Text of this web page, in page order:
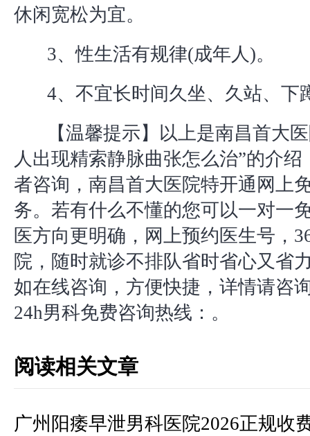
休闲宽松为宜。
3、性生活有规律(成年人)。
4、不宜长时间久坐、久站、下
【温馨提示】以上是南昌首大
人出现精索静脉曲张怎么治”的介绍
者咨询，南昌首大医院特开通网上
务。若有什么不懂的您可以一对一
医方向更明确，网上预约医生号，
院，随时就诊不排队省时省心又省
如在线咨询，方便快捷，详情请咨
24h男科免费咨询热线：。
阅读相关文章
广州阳痿早泄男科医院2026正规收